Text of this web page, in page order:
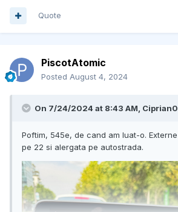
Quote
PiscotAtomic
Posted August 4, 2024
On 7/24/2024 at 8:43 AM,
Poftim, 545e, de cand am luat-o.
pe 22 si alergata pe autostrada.